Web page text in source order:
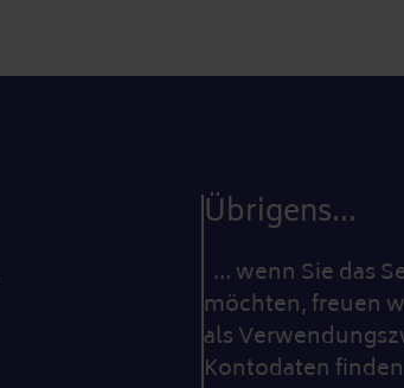
Übrigens...
… wenn Sie das
möchten, freuen
als
Kontodaten